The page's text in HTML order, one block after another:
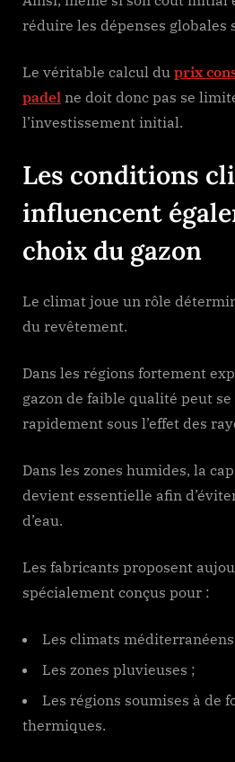
réduire les dépenses globales
Le véritable calcul du prix
padel ne doit donc pas se
l’investissement initial.
Les conditions
influencent
choix du gazon
Le climat joue un rôle
du revêtement.
Dans les régions fortement
gazon de faible qualité peut
rapidement sous l’effet des
Dans les zones humides, la
devient essentielle afin
d’eau.
Les fabricants proposent
spécialement conçus pour :
Les climats
Les zones pluvieuses ;
Les régions soumises à de
thermiques.